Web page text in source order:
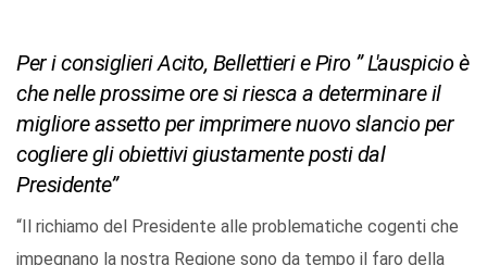
Per i consiglieri Acito, Bellettieri e Piro ” L'auspicio è
che nelle prossime ore si riesca a determinare il
migliore assetto per imprimere nuovo slancio per
cogliere gli obiettivi giustamente posti dal
Presidente”
“Il richiamo del Presidente alle problematiche cogenti che
impegnano la nostra Regione sono da tempo il faro della